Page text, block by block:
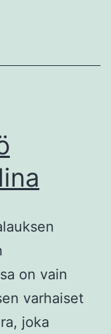
on vain
varhaiset
joka